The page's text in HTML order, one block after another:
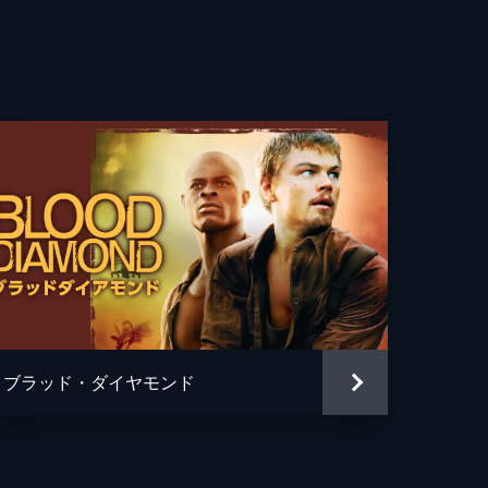
・ライランス
キオガン
ーディ
ル・フォックス
・ケイン
ブラッド・ダイヤモンド